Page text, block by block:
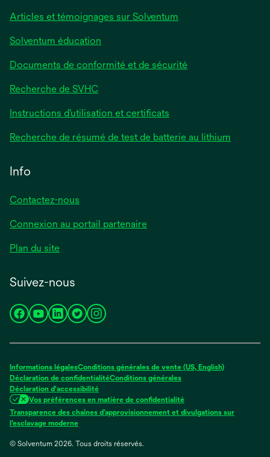
Articles et témoignages sur Solventum
Solventum éducation
Documents de conformité et de sécurité
Recherche de SVHC
Instructions d’utilisation et certificats
Recherche de résumé de test de batterie au lithium
Info
Contactez-nous
Connexion au portail partenaire
Plan du site
Suivez-nous
s’ouvre
nouvel
onglet
s’ouvre
nouvel
onglet
s’ouvre
nouvel
onglet
s’ouvre
nouvel
onglet
s’ouvre
nouvel
onglet
Informations légalesConditions générales de vente (US, English)
Déclaration de confidentialitéConditions générales
Déclaration d'accessibilité
Vos préférences en matière de confidentialité
Transparence des chaînes d’approvisionnement et divulgations sur
l’esclavage modernes’ouvre
un
© Solventum 2026. Tous droits réservés.